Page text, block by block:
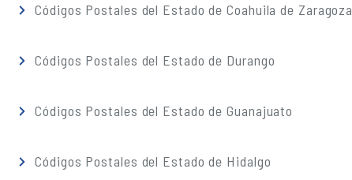
Códigos Postales del Estado de Coahuila de Zaragoza
Códigos Postales del Estado de Durango
Códigos Postales del Estado de Guanajuato
Códigos Postales del Estado de Hidalgo